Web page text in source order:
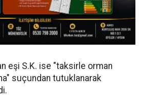
eşi S.K. ise "taksirle orman
suçundan tutuklanarak